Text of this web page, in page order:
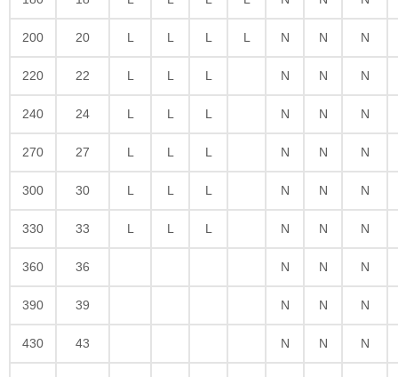
200 20 L L L L N N N
220 22 L L L N N N
240 24 L L L N N N
270 27 L L L N N N
300 30 L L L N N N
330 33 L L L N N N
360 36 N N N
390 39 N N N
430 43 N N N